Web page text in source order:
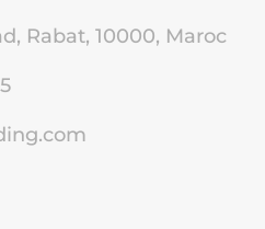
Rabat, 10000, Maroc